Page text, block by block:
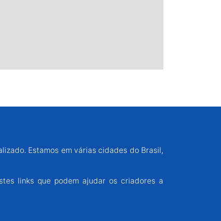
Estamos em várias cidades do Brasil,
links que podem ajudar os criadores a